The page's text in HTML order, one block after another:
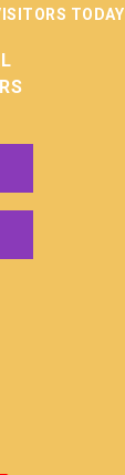
TODAY